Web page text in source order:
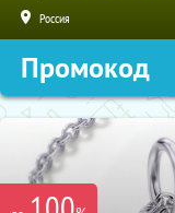
Россия
Промокод